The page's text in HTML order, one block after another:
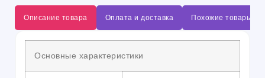
Описание товара Оплата и доставка Похожие товары
Основные характеристики